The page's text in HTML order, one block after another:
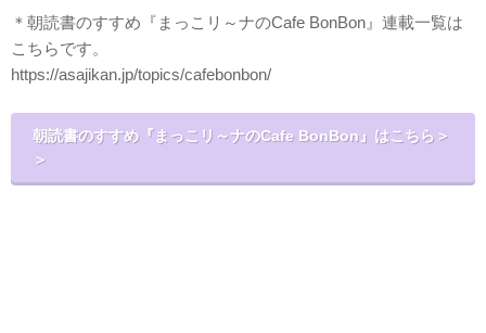
＊朝読書のすすめ『まっこリ～ナのCafe BonBon』連載一覧は
こちらです。
https://asajikan.jp/topics/cafebonbon/
朝読書のすすめ『まっこリ～ナのCafe BonBon』はこちら＞
＞